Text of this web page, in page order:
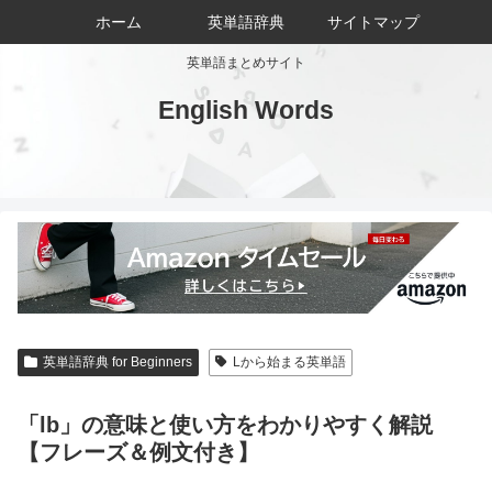
英単語まとめサイト
English Words
ホーム 英単語辞典 サイトマップ
英単語辞典 for Beginners Lから始まる英単語
「lb」の意味と使い方をわかりやすく解説
【フレーズ＆例文付き】